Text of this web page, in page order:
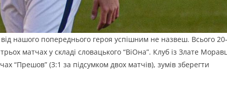
нашого попереднього героя успішним не назвеш. Всього 20-
матчах у складі словацького “ВіОна”. Клуб із Злате
“Прешов” (3:1 за підсумком двох матчів), зумів зберегти